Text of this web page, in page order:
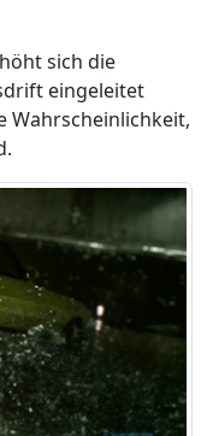
sich die
eingeleitet
Wahrscheinlichkeit,